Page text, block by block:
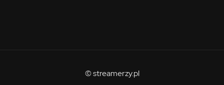
© streamerzy.pl